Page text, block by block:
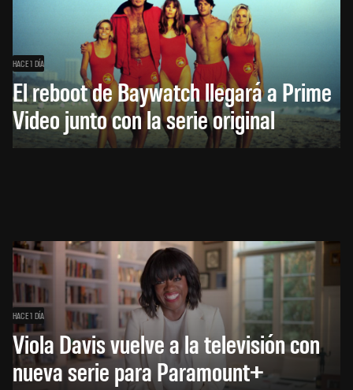
HACE 1 DÍA
El reboot de Baywatch llegará a Prime
Video junto con la serie original
HACE 1 DÍA
Viola Davis vuelve a la televisión con
nueva serie para Paramount+